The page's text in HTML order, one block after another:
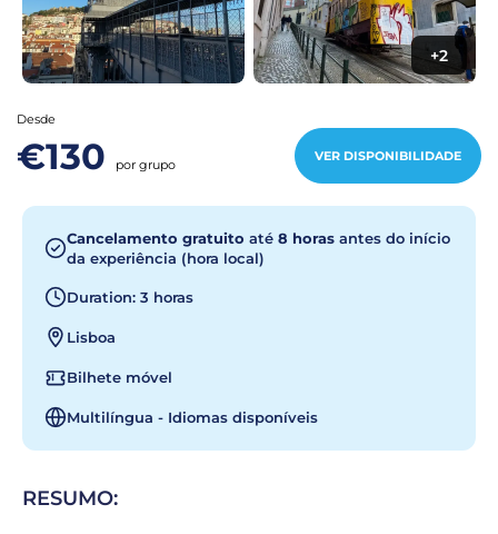
+2
Desde
€130 por grupo
VER DISPONIBILIDADE
Cancelamento gratuito até 8 horas antes do início
da experiência (hora local)
Duration: 3 horas
Lisboa
Bilhete móvel
Multilíngua - Idiomas disponíveis
RESUMO: